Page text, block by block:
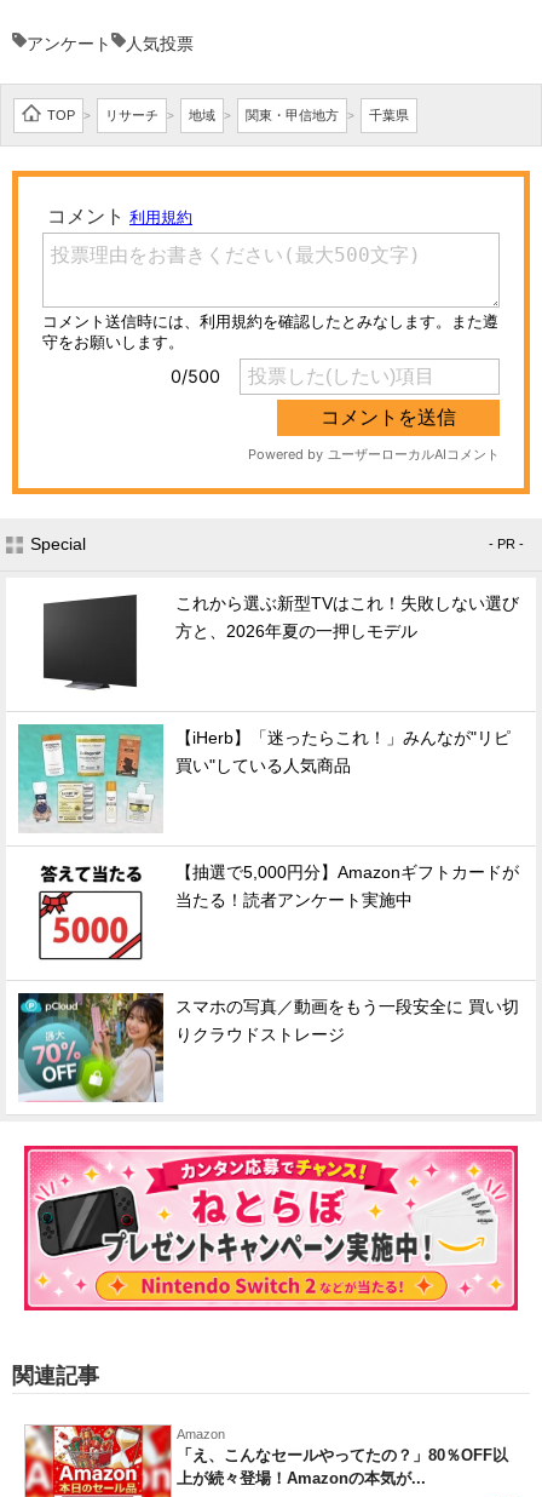
アンケート 人気投票
TOP > リサーチ > 地域 > 関東・甲信地方 > 千葉県
Special - PR -
これから選ぶ新型TVはこれ！失敗しない選び
方と、2026年夏の一押しモデル
【iHerb】「迷ったらこれ！」みんなが"リピ
買い"している人気商品
【抽選で5,000円分】Amazonギフトカードが
当たる！読者アンケート実施中
スマホの写真／動画をもう一段安全に 買い切
りクラウドストレージ
関連記事
Amazon
「え、こんなセールやってたの？」80％OFF以
上が続々登場！Amazonの本気が...